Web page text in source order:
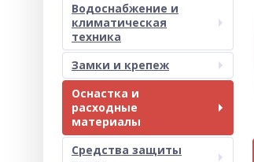
Водоснабжение и
климатическая
техника
Замки и крепеж
Оснастка и
расходные
материалы
Средства защиты